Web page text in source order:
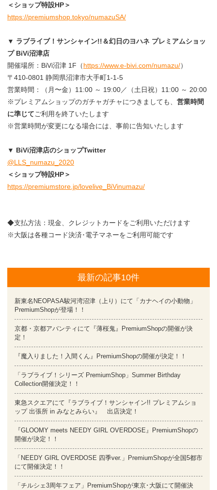
＜ショップ特設HP＞
https://premiumshop.tokyo/numazuSA/
▼ ラブライブ！サンシャイン!!＆幻日のヨハネ プレミアムショッ
プ BiVi沼津店
開催場所：BiVi沼津 1F（https://www.e-bivi.com/numazu/）
〒410-0801 静岡県沼津市大手町1-1-5
営業時間：（月〜金）11:00 ～ 19:00／（土日祝）11:00 ～ 20:00
※プレミアムショップのガチャガチャにつきましても、 営業時間
に準じてご利用を終了いたします
※営業時間が変更になる場合には、事前に告知いたします
▼ BiVi沼津店のショップTwitter
@LLS_numazu_2020
＜ショップ特設HP＞
https://premiumstore.jp/lovelive_BiVinumazu/
◆支払方法：現金、クレジットカードをご利用いただけます
※大阪は各種コード決済･電子マネーをご利用可能です
最新の記事10件
新東名NEOPASA駿河湾沼津（上り）にて「カナヘイの小動物」
PremiumShopが登場！！
京都・京都アバンティにて『薄桜鬼』PremiumShopの開催が決
定！
『魔入りました！入間くん』PremiumShopの開催が決定！！
「ラブライブ！シリーズ PremiumShop」Summer Birthday
Collection開催決定！！
東急スクエアにて『ラブライブ！サンシャイン!! プレミアムショ
ップ 出張所 in みなとみらい』 出店決定！
『GLOOMY meets NEEDY GIRL OVERDOSE』PremiumShopの
開催が決定！！
「NEEDY GIRL OVERDOSE 四季ver.」PremiumShopが全国5都市
にて開催決定！！
「チルシェ3周年フェア」PremiumShopが東京･大阪にて開催決